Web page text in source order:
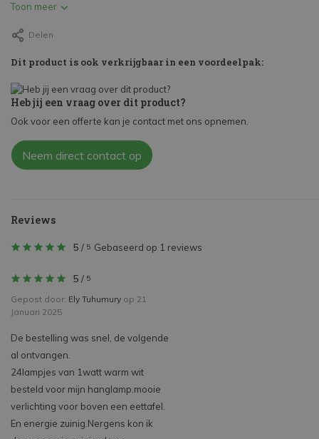
Toon meer
Delen
Dit product is ook verkrijgbaar in een voordeelpak:
Heb jij een vraag over dit product?
Ook voor een offerte kan je contact met ons opnemen.
Neem direct contact op
Reviews
5 / 5 Gebaseerd op 1 reviews
5 / 5
Gepost door: Ely Tuhumury op 21
Januari 2025
De bestelling was snel, de volgende
al ontvangen.
24lampjes van 1watt warm wit
besteld voor mijn hanglamp.mooie
verlichting voor boven een eettafel.
En energie zuinig.Nergens kon ik